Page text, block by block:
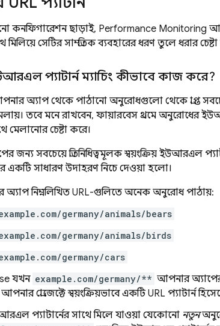
কনফিগারেশন ছাড়াই, Performance Monitoring
মিলিয়ে সেটির সাম্প্রতিক ব্যবহারের ধরণ তুলে ধরার
ইউআরএল প্যাটার্ন ম্যাচিং কীভাবে কাজ করে?
অ্যাপ থেকে পাঠানো অনুরোধগুলো থেকে প্রাপ্ত
তবে মনে রাখবেন, ফায়ারবেস প্রথমে
মেলানোর চেষ্টা করে।
জন্য সবচেয়ে প্রতিনিধিত্বমূলক স্বয়ংক্রিয় ইউআরএল
একটি সাধারণ উদাহরণ নিচে দেওয়া হলো।
অ্যাপ নিম্নলিখিত URL-গুলিতে অনেক অনুরোধ পাঠায়:
germany/animals/bears
germany/animals/birds
germany/cars
যখন example.com/germany/** আপনার অ্যাপের
আপনার প্রোজেক্টে স্বয়ংক্রিয়ভাবে একটি URL প্যাটার্ন
প্যাটার্নের সাথে মিলে যাওয়া যেকোনো নতুন